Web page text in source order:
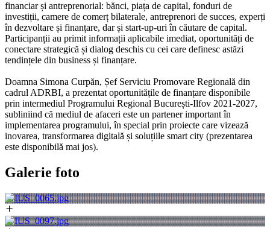
financiar și antreprenorial: bănci, piața de capital, fonduri de
investiții, camere de comerț bilaterale, antreprenori de succes, experți
în dezvoltare și finanțare, dar și start-up-uri în căutare de capital.
Participanții au primit informații aplicabile imediat, oportunități de
conectare strategică și dialog deschis cu cei care definesc astăzi
tendințele din business și finanțare.
Doamna Simona Curpăn, Șef Serviciu Promovare Regională din
cadrul ADRBI, a prezentat oportunitățile de finanțare disponibile
prin intermediul Programului Regional București-Ilfov 2021-2027,
subliniind că mediul de afaceri este un partener important în
implementarea programului, în special prin proiecte care vizează
inovarea, transformarea digitală și soluțiile smart city (prezentarea
este disponibilă mai jos).
Galerie foto